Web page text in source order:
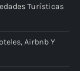
Turísticas
Airbnb Y